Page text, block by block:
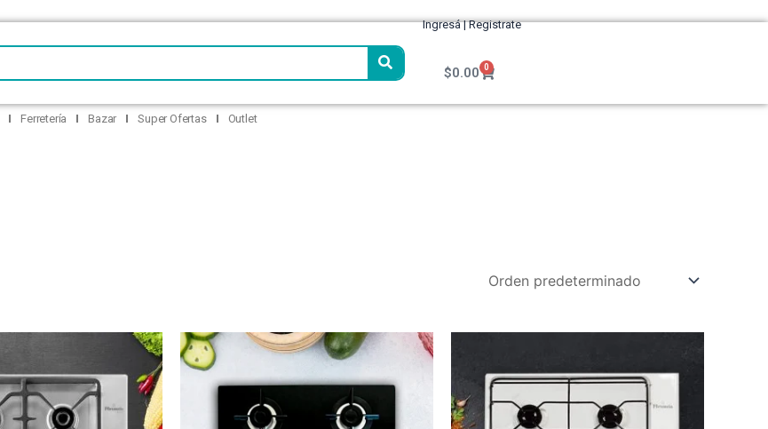
Ingresá | Registrate
$0.00 0
Cart
Ferretería Bazar Super Ofertas Outlet